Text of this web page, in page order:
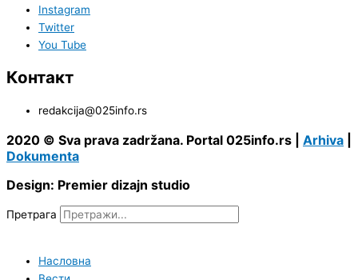
Instagram
Twitter
You Tube
Контакт
redakcija@025info.rs
2020 © Sva prava zadržana. Portal 025info.rs | Arhiva
Dokumenta
Design: Premier dizajn studio
Претрага
Насловна